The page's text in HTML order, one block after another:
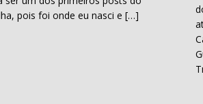
pois foi onde eu nasci e […]